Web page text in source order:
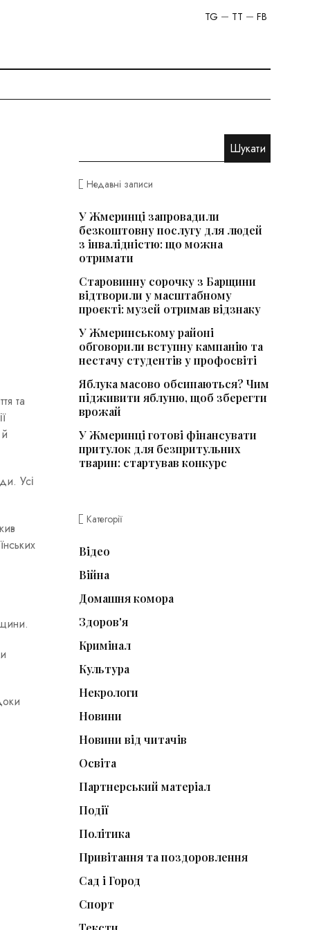
FB
TT
TG
та
Усі
Недавні записи
У Жмеринці запровадили
безкоштовну послугу для людей
з інвалідністю: що можна
отримати
Старовинну сорочку з Барщини
відтворили у масштабному
проєкті: музей отримав відзнаку
У Жмеринському районі
обговорили вступну кампанію та
нестачу студентів у профосвіті
Яблука масово обсипаються? Чим
підживити яблуню, щоб зберегти
врожай
У Жмеринці готові фінансувати
притулок для безпритульних
тварин: стартував конкурс
Категорії
Відео
Війна
Домашня комора
Здоров'я
Кримінал
Культура
Некрологи
Новини
Новини від читачів
Освіта
Партнерський матеріал
Події
Політика
Привітання та поздоровлення
Сад і Город
Спорт